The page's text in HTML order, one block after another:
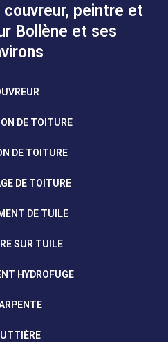
peintre et
Bollène et ses
DE TOITURE
DE TOITURE
DE TOITURE
DE TUILE
SUR TUILE
HYDROFUGE